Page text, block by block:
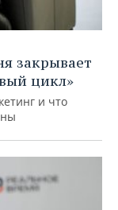
закрывает
цикл»
и что